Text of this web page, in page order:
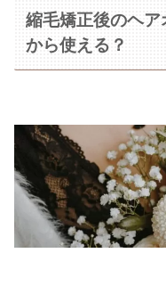
縮毛矯正後のヘ
から使える？